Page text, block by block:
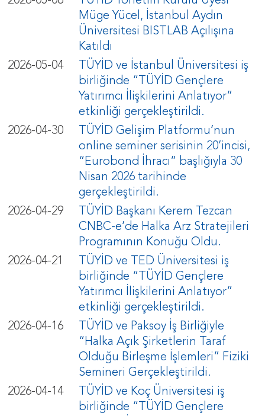
Müge Yücel, İstanbul Aydın
Üniversitesi BISTLAB Açılışına
Katıldı
2026-05-04
TÜYİD ve İstanbul Üniversitesi iş
birliğinde “TÜYİD Gençlere
Yatırımcı İlişkilerini Anlatıyor”
etkinliği gerçekleştirildi.
2026-04-30
TÜYİD Gelişim Platformu’nun
online seminer serisinin 20’incisi,
“Eurobond İhracı” başlığıyla 30
Nisan 2026 tarihinde
gerçekleştirildi.
2026-04-29
TÜYİD Başkanı Kerem Tezcan
CNBC-e’de Halka Arz Stratejileri
Programının Konuğu Oldu.
2026-04-21
TÜYİD ve TED Üniversitesi iş
birliğinde “TÜYİD Gençlere
Yatırımcı İlişkilerini Anlatıyor”
etkinliği gerçekleştirildi.
2026-04-16
TÜYİD ve Paksoy İş Birliğiyle
“Halka Açık Şirketlerin Taraf
Olduğu Birleşme İşlemleri” Fiziki
Semineri Gerçekleştirildi.
2026-04-14
TÜYİD ve Koç Üniversitesi iş
birliğinde “TÜYİD Gençlere